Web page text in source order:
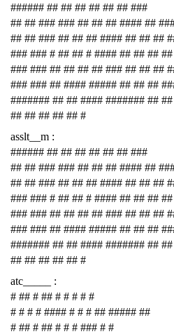
###### ## ## ## ## ## ## ###
## ## ### ### ## ## ## #### ##
## ## ### ## ## ## #### ## ## ##
### ### # ## ## # #### ## ## ##
### ### ## ## ## ## ### ## ## ##
### ### ## #### ##### ## ## ##
####### ## ## #### ####### ##
## ## ## ## ## #
asslt__m :
###### ## ## ## ## ## ## ###
## ## ### ### ## ## ## #### ##
## ## ### ## ## ## #### ## ## ##
### ### # ## ## # #### ## ## ##
### ### ## ## ## ## ### ## ## ##
### ### ## #### ##### ## ## ##
####### ## ## #### ####### ##
## ## ## ## ## #
atc_____ :
# ## # ## # # # # #
# # # # #### # # # ## ##### ##
# ## # ## # # # ### # #